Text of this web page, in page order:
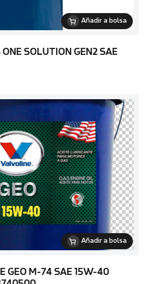
Añadir a bolsa
ONE SOLUTION GEN2 SAE
Añadir a bolsa
GEO M-74 SAE 15W-40